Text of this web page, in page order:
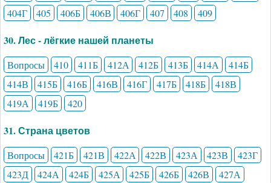
404Г
405 406Б 406В 406Г 407 408 409
30. Лес - лёгкие нашей планеты
Вопросы 410 411Б 412А 412Б 413Б 414А
414Б
414В
415Б 416Б 416В 416Г 417Б 418Б
418В
419А
419Б 420
31. Страна цветов
Вопросы 421Б 421В 422А 422В 423А 423В
423Г
423Д
424А 424Б 425А 425Б 426Б 426В 427А